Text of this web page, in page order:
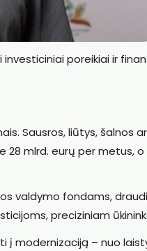
poreikiai ir
Sausros, liūtys, šalnos
28 mlrd. eurų per metus,
valdymo fondams,
preciziniam
į modernizaciją – nuo